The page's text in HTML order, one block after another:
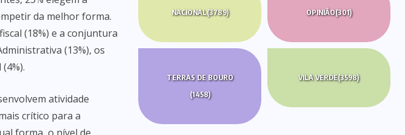
da melhor forma.
(18%) e a conjuntura
(13%), os
atividade
crítico para a
NACIONAL(3789) OPINIÃO(301)
TERRAS DE BOURO
(1458)
VILA VERDE(3598)